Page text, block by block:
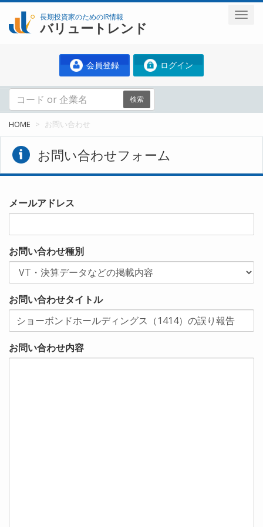
長期投資家のためのIR情報
バリュートレンド
会員登録 ログイン
検索
HOME お問い合わせ
お問い合わせフォーム
メールアドレス
お問い合わせ種別
お問い合わせタイトル
お問い合わせ内容